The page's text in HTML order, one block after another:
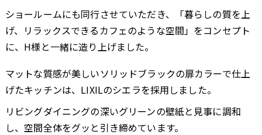
ショールームにも同行させていただき、「暮らしの質を上
げ、リラックスできるカフェのような空間」をコンセプト
に、H様と一緒に造り上げました。
マットな質感が美しいソリッドブラックの扉カラーで仕上
げたキッチンは、LIXILのシエラを採用しました。
リビングダイニングの深いグリーンの壁紙と見事に調和
し、空間全体をグッと引き締めています。